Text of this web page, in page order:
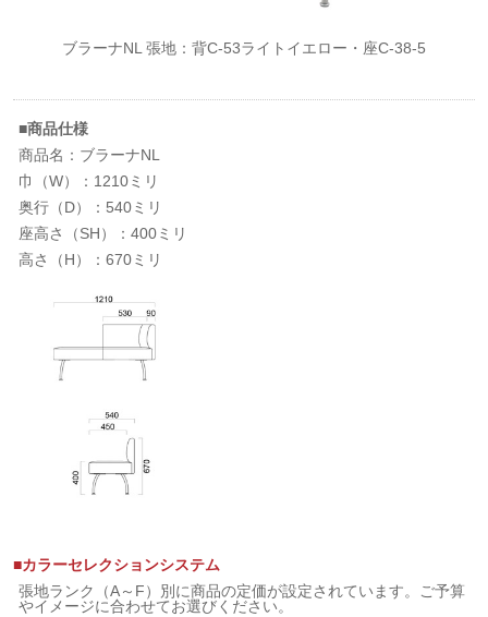
ブラーナNL 張地：背C-53ライトイエロー・座C-38-5
■商品仕様
商品名：ブラーナNL
巾（W）：1210ミリ
奥行（D）：540ミリ
座高さ（SH）：400ミリ
高さ（H）：670ミリ
■カラーセレクションシステム
張地ランク（A～F）別に商品の定価が設定されています。ご予算
やイメージに合わせてお選びください。